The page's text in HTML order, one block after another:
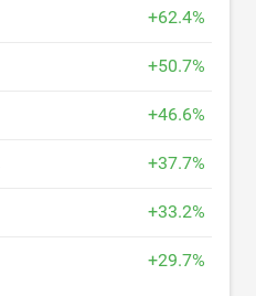
+62.4%
+50.7%
+46.6%
+37.7%
+33.2%
+29.7%